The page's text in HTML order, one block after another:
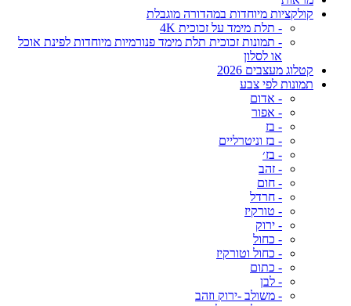
קולקציות מיוחדות במהדורה מוגבלת
- תלת מימד על זכוכית 4K
- תמונות זכוכית תלת מימד פנורמיות מיוחדות לפינת אוכל
או לסלון
קטלוג מעצבים 2026
תמונות לפי צבע
- אדום
- אפור
- בז
- בז וניטרליים
- בז׳
- זהב
- חום
- חרדל
- טורקיז
- ירוק
- כחול
- כחול וטורקיז
- כתום
- לבן
- משולב -ירוק וזהב